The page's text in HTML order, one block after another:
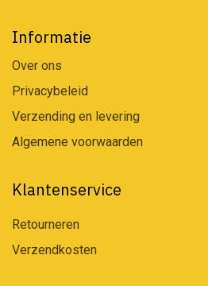
Informatie
Over ons
Privacybeleid
Verzending en levering
Algemene voorwaarden
Klantenservice
Retourneren
Verzendkosten